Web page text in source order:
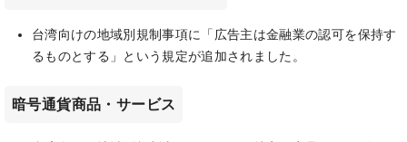
台湾向けの地域別規制事項に「広告主は金融業の認可を保持す
るものとする」という規定が追加されました。
暗号通貨商品・サービス